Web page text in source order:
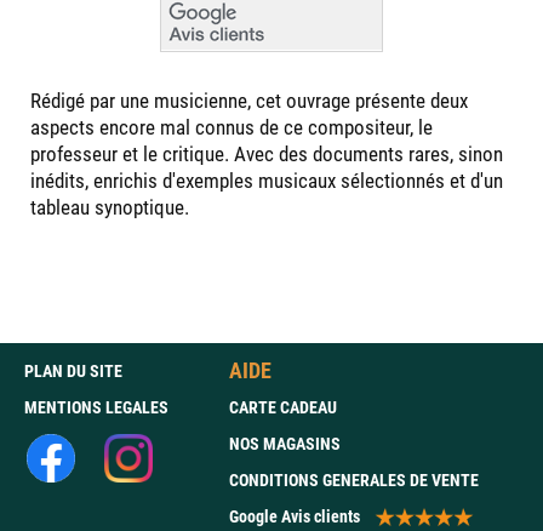
Rédigé par une musicienne, cet ouvrage présente deux
aspects encore mal connus de ce compositeur, le
professeur et le critique. Avec des documents rares, sinon
inédits, enrichis d'exemples musicaux sélectionnés et d'un
tableau synoptique.
PLAN DU SITE
MENTIONS LEGALES
AIDE
CARTE CADEAU
NOS MAGASINS
CONDITIONS GENERALES DE VENTE
Google Avis clients